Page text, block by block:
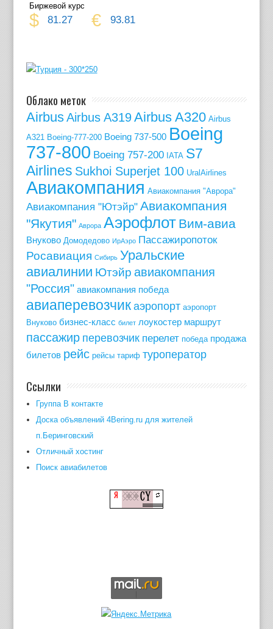
Биржевой курс
$ 81.27 € 93.81
Облако меток
Airbus Airbus A319 Airbus A320 Airbus
A321 Boeing-777-200 Boeing 737-500 Boeing
737-800 Boeing 757-200 IATA S7
Airlines Sukhoi Superjet 100 UralAirlines
Авиакомпания Авиакомпания "Аврора"
Авиакомпания "Ютэйр" Авиакомпания
"Якутия" Аврора Аэрофлот Вим-авиа
Внуково Домодедово ИрАэро Пассажиропоток
Росавиация Сибирь Уральские
авиалинии Ютэйр авиакомпания
"Россия" авиакомпания победа
авиаперевозчик аэропорт аэропорт
Внуково бизнес-класс билет лоукостер маршрут
пассажир перевозчик перелет победа продажа
билетов рейс рейсы тариф туроператор
Ссылки
Группа В контакте
Доска объявлений 4Bering.ru для жителей
п.Беринговский
Отличный хостинг
Поиск авиабилетов